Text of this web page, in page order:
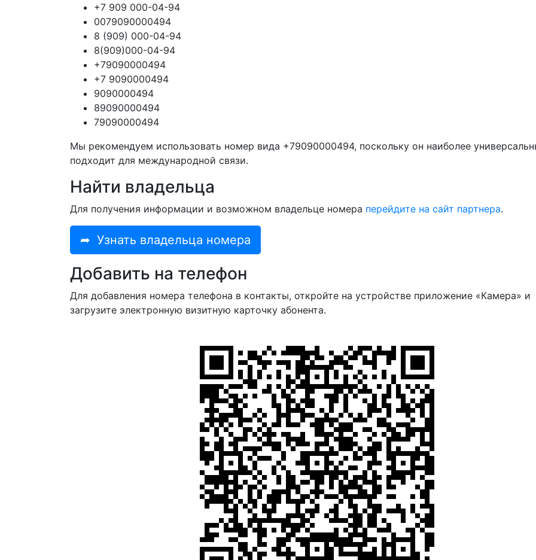
+7 909 000-04-94
0079090000494
8 (909) 000-04-94
8(909)000-04-94
+79090000494
+7 9090000494
9090000494
89090000494
79090000494
Мы рекомендуем использовать номер вида +79090000494, поскольку он наиболее
подходит для международной связи.
Найти владельца
Для получения информации и возможном владельце номера перейдите на сайт партнера.
➦ Узнать владельца номера
Добавить на телефон
Для добавления номера телефона в контакты, откройте на устройстве приложение «Камера» и
загрузите электронную визитную карточку абонента.